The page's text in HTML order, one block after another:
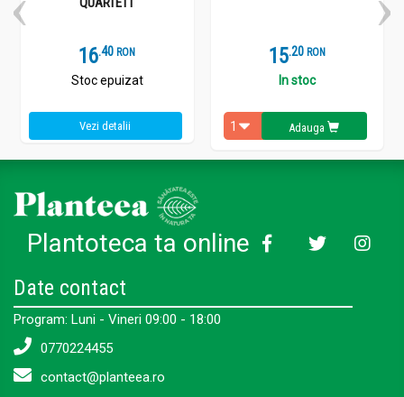
16.4 RON
Stoc epuizat
Vezi detalii
15.2 RON
In stoc
Adauga
Plantoteca ta online
Date contact
Program: Luni - Vineri 09:00 - 18:00
0770224455
contact@planteea.ro